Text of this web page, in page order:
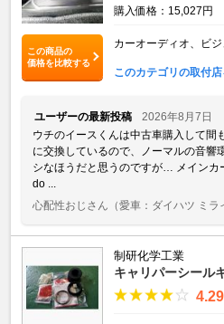
この商品の
価格を比較する
購入価格：15,027円
カーオーディオ、ビ
このカテゴリの取付
ユーザーの最新投稿
2026年8月7日
ウチのイースくんは中古車購入して間
に交換しているので、ノーマルの音響
シなほうだと思うのですが… メインカ
do ...
心配性おじさん （愛車：ダイハツ ミラ
制研化学工業
キャリパーシール
4.29